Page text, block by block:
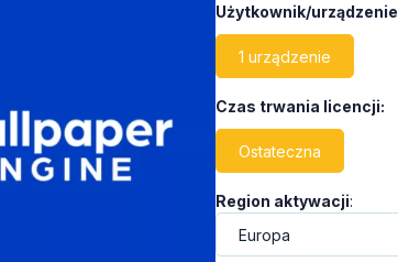
Użytkownik/urządzenie
1 urządzenie
Czas trwania licencji:
Ostateczna
Region aktywacji: